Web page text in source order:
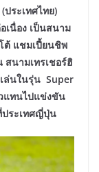
ระเทศไทย)
เนื่อง เป็นสนาม
ต้ แชมเปี้ยนชิพ
นามเทรเชอร์ฮิ
ล่นในรุ่น Super
แทนไปแข่งขัน
ประเทศญี่ปุ่น